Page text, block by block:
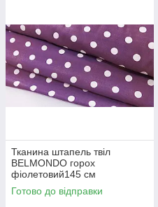
Тканина штапель твіл
BELMONDO горох
фіолетовий145 см
Готово до відправки